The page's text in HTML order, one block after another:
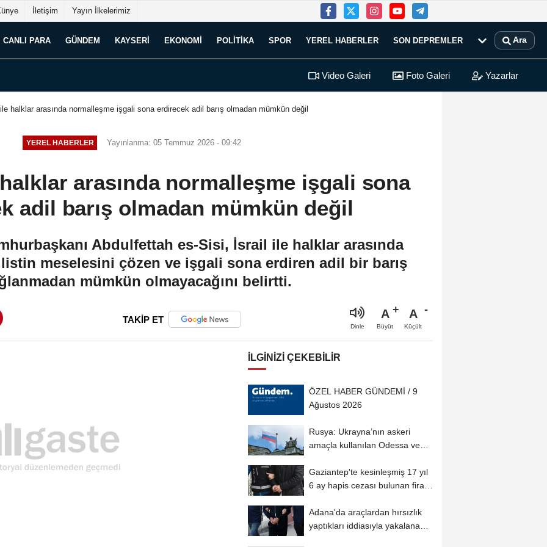
İletişim Yayın İlkelerimiz
CANLI PARA GÜNDEM KAYSERI EKONOMI POLITIKA SPOR YEREL HABERLER SON DEPREMLER Ara
Video Galeri Foto Galeri Yazarlar
halklar arasında normalleşme işgali sona erdirecek adil barış olmadan mümkün değil
YEREL HABERLER Yayınlanma: 05 Temmuz 2026 - 09:42
arasında normalleşme işgali sona
adil barış olmadan mümkün değil
Abdulfettah es-Sisi, İsrail ile halklar arasında
meselesini çözen ve işgali sona erdiren adil bir barış
mümkün olmayacağını belirtti.
TAKİP ET
Dinle
A
Büyüt
A
Küçült
İLGINIZI ÇEKEBILIR
ÖZEL HABER GÜNDEMİ / 9
Ağustos 2026
Rusya: Ukrayna’nın askeri
amaçla kullanılan Odessa ve
Gaziantep'te kesinleşmiş 17 yıl
6 ay hapis cezası bulunan firari
Adana'da araçlardan hırsızlık
yaptıkları iddiasıyla yakalanan